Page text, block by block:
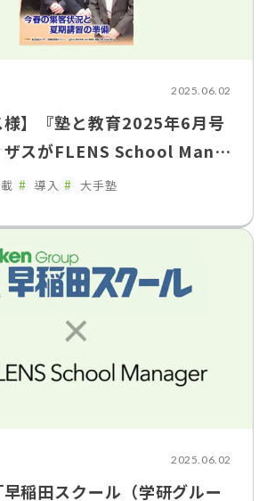
2025.06.02
様】『塾と教育2025年6月号
ザスがFLENS School Mana
1の教育を保護者に体感して
導入 大手塾
2025.06.02
稲田スクール（学研グルー